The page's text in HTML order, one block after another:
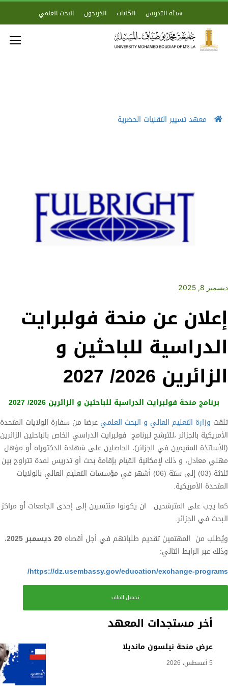
هيئة التدريس الكليات الخريجون البحث العلمي
معهد تسيير التقنيات الحضرية
أخر مستجدات المعهد
عرض منحة نيلسون مانديلا
5 أغسطس، 2026
ديسمبر 8, 2025
إعلان عن منحة فولبرايت
الدراسية للباحثين و
الزائرين 2026/ 2027
برنامج منحة فولبرايت الدراسية للباحثين و الزائرين 2026/ 2027
تلقت وزارة التعليم العالي و البحث العلمي عرضا من سفارة الولايات المتحدة
الأمريكية بالجزائر ،للترشح لبرنامج فولبرايت الدراسي الخاص بالباحثين الزائرين
(الأساتذة المقيمين في الجزائر)، الحاصلين على شهادة الدكتوراه أو مؤهل
مهني معادل، و ذلك لإمكانية القيام بإقامة بحث أو تدريس لمدة تتراوح بين
ثلاثة (03) إلى ستة (06) أشهر في مؤسسات التعليم العالي بالولايات
المتحدة الأمريكية.
كما يجب على المترشحين ان يكونوا منتسبين إلى إحدى الجامعات أو مراكز
البحث في الجزائر.
ويُطلب من المهتمين تقديم طلباتهم في أجل أقصاه 20ديسمبر 2025
،
وذلك عبر الرابط التالي:
https://dz.usembassy.gov/education/exchange-programs/
تحميل الملف